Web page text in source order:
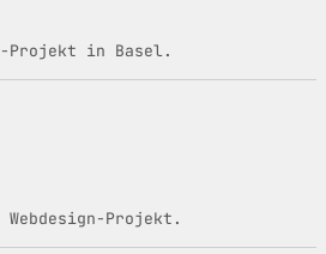
Projekt in Basel.
Projekt.